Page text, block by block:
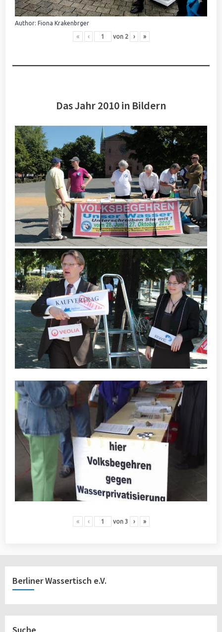
Author: Fiona Krakenbrger
« ‹ von 2 › »
Das Jahr 2010 in Bildern
« ‹ von 3 › »
Berliner Wassertisch e.V.
Suche